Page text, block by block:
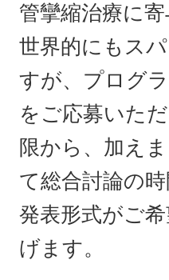
管攣縮治療に
世界的にもス
すが、プログ
をご応募いた
限から、加え
て総合討論の
発表形式がご
げます。